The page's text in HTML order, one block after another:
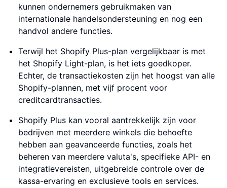
kunnen ondernemers gebruikmaken van
internationale handelsondersteuning en nog een
handvol andere functies.
Terwijl het Shopify Plus-plan vergelijkbaar is met
het Shopify Light-plan, is het iets goedkoper.
Echter, de transactiekosten zijn het hoogst van alle
Shopify-plannen, met vijf procent voor
creditcardtransacties.
Shopify Plus kan vooral aantrekkelijk zijn voor
bedrijven met meerdere winkels die behoefte
hebben aan geavanceerde functies, zoals het
beheren van meerdere valuta's, specifieke API- en
integratievereisten, uitgebreide controle over de
kassa-ervaring en exclusieve tools en services.